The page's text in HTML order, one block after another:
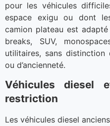
pour les véhicules
espace exigu ou dont
camion plateau est
breaks, SUV,
utilitaires, sans
ou d’ancienneté.
Véhicules diesel
restriction
Les véhicules diesel